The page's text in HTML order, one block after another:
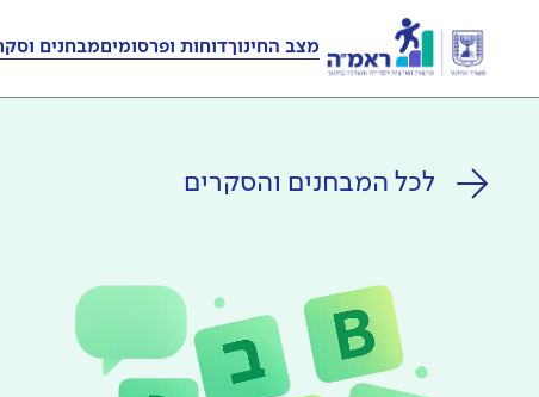
מצב החינוךדוחות ופרסומיםמבחנים
לכל המבחנים והסקרים